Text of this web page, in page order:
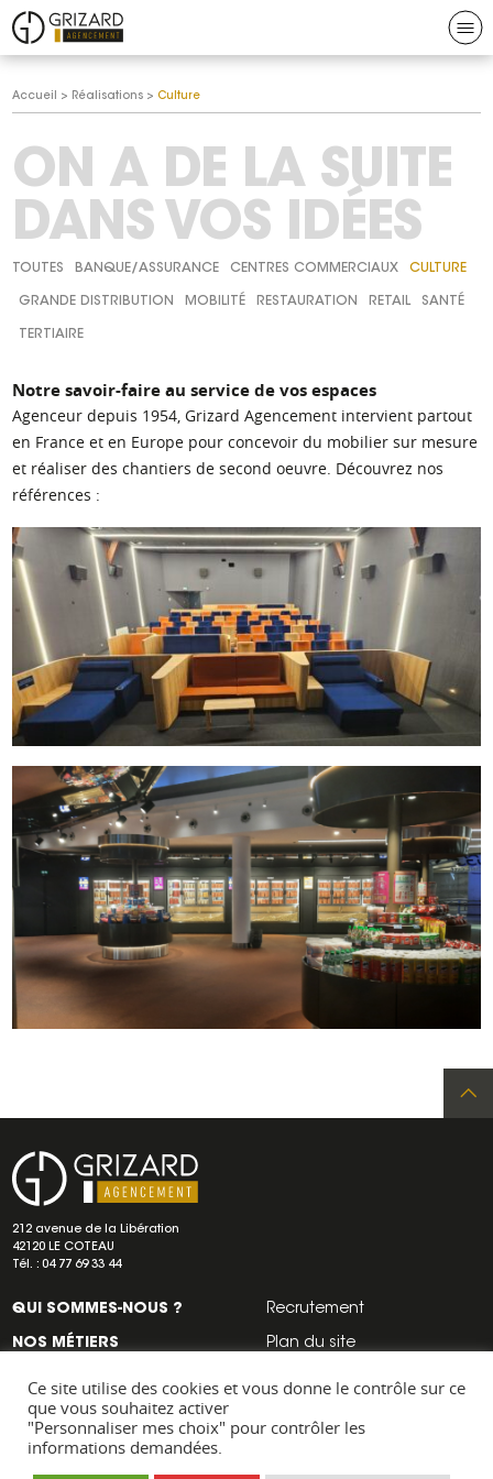
Aller au contenu
Grizard
agencement
Vous
êtes
Accueil > Réalisations> Culture
ON A DE LA SUITE
DANS VOS IDÉES
Réalisations,
catégorie
Culture
FILTRER
CATÉGORIE :
TOUTES BANQUE/ASSURANCE CENTRES COMMERCIAUX CULTURE
GRANDE DISTRIBUTION MOBILITÉ RESTAURATION RETAIL SANTÉ
TERTIAIRE
Notre savoir-faire au service de vos espaces
Agenceur depuis 1954, Grizard Agencement intervient partout
en France et en Europe pour concevoir du mobilier sur mesure
et réaliser des chantiers de second oeuvre. Découvrez nos
références :
Navigation
secondaire
Adresse
Grizard
agencement
212 avenue de la Libération
42120 LE COTEAU
Tél. : 04 77 69 33 44
QUI SOMMES-NOUS ?
NOS MÉTIERS
NOS ACTUS
NOUS CONTACTER
Recrutement
Plan du site
Ce site utilise des cookies et vous donne le contrôle sur ce
que vous souhaitez activer
"Personnaliser mes choix" pour contrôler les
informations demandées.